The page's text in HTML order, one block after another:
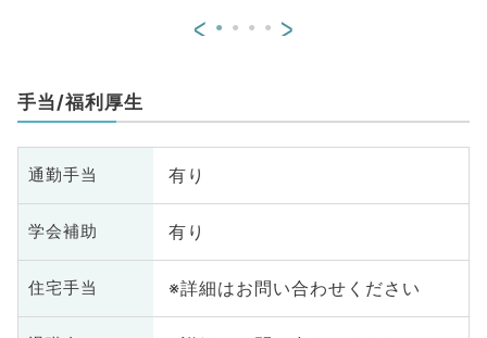
< >
手当/福利厚生
通勤手当 有り
学会補助 有り
住宅手当 ※詳細はお問い合わせください